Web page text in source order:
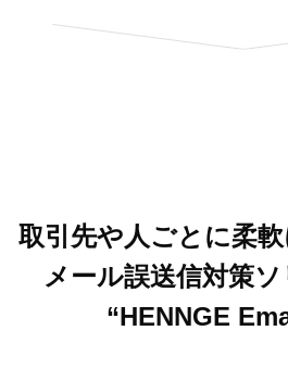
取引先や人ごとに柔
メール誤送信対策
“HENNGE